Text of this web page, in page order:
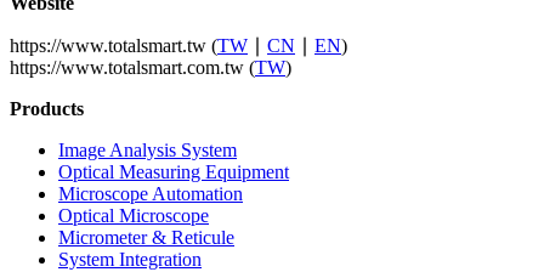
https://www.totalsmart.tw (TW CN EN)
https://www.totalsmart.com.tw (TW)
Products
Image Analysis System
Optical Measuring Equipment
Microscope Automation
Optical Microscope
Micrometer & Reticule
System Integration